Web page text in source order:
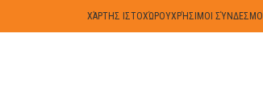
ΧΆΡΤΗΣ ΙΣΤΟΧΏΡΟΥΧΡΉΣΙΜΟΙ ΣΎΝΔΕΣΜΟΙ